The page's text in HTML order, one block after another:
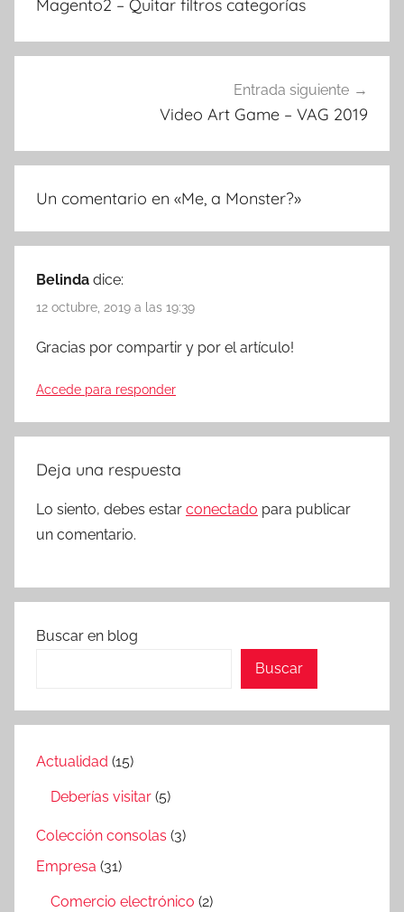
Magento2 – Quitar filtros categorías
Entrada siguiente
Video Art Game – VAG 2019
Un comentario en «Me, a Monster?»
Belinda dice:
12 octubre, 2019 a las 19:39
Gracias por compartir y por el artículo!
Accede para responder
Deja una respuesta
Lo siento, debes estar conectado para publicar
un comentario.
Buscar en blog
Buscar
Actualidad (15)
Deberías visitar (5)
Colección consolas (3)
Empresa (31)
Comercio electrónico (2)